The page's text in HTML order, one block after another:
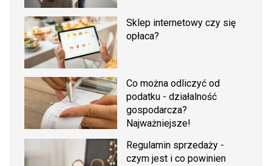
Sklep internetowy czy się
opłaca?
Co można odliczyć od
podatku - działalność
gospodarcza?
Najważniejsze!
Regulamin sprzedaży -
czym jest i co powinien